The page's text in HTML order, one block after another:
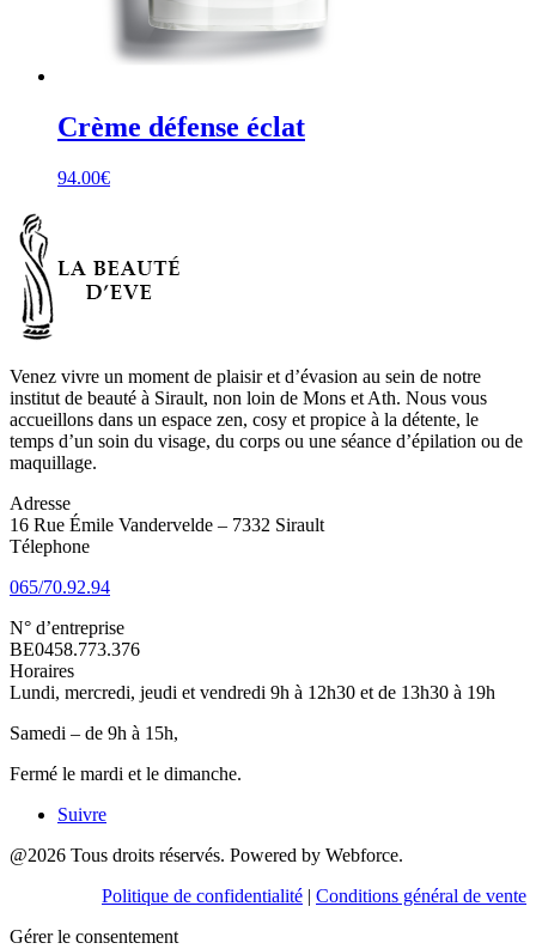
Crème défense éclat
94.00€
Venez vivre un moment de plaisir et d’évasion au sein de notre
institut de beauté à Sirault, non loin de Mons et Ath. Nous vous
accueillons dans un espace zen, cosy et propice à la détente, le
temps d’un soin du visage, du corps ou une séance d’épilation ou de
maquillage.
Adresse
16 Rue Émile Vandervelde – 7332 Sirault
Télephone
065/70.92.94
N° d’entreprise
BE0458.773.376
Horaires
Lundi, mercredi, jeudi et vendredi 9h à 12h30 et de 13h30 à 19h
Samedi – de 9h à 15h,
Fermé le mardi et le dimanche.
Suivre
@2026 Tous droits réservés. Powered by Webforce.
Politique de confidentialité | Conditions général de vente
Gérer le consentement